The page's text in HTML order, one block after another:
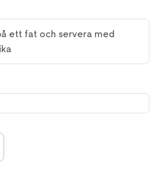
ett fat och servera med